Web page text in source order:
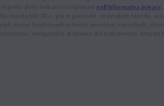
delle indicazioni riportate nell’informativa privacy
Mazda MX-30 e, più in generale, su prodotti Mazda,
ovvero trasformarli in forma anonima, cancellarli,
rivolgendoti al titolare del trattamento, Mazda